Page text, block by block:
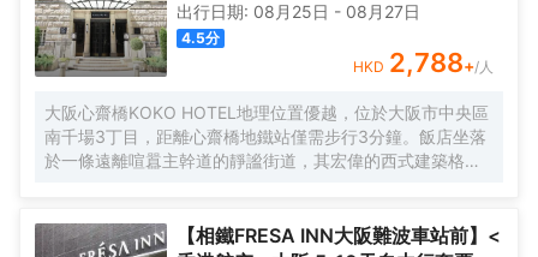
出行日期: 08月25日 - 08月27日
4.5分
HKD 2,788+/人
大阪心齋橋KOKO HOTEL地理位置優越，位於大阪市中央區
南千場3丁目，距離心齋橋地鐵站僅需步行3分鐘。飯店坐落
於一條遠離喧囂主幹道的靜謐街道，其宏偉的西式建築格外
【相鐵FRESA INN大阪難波車站前】<